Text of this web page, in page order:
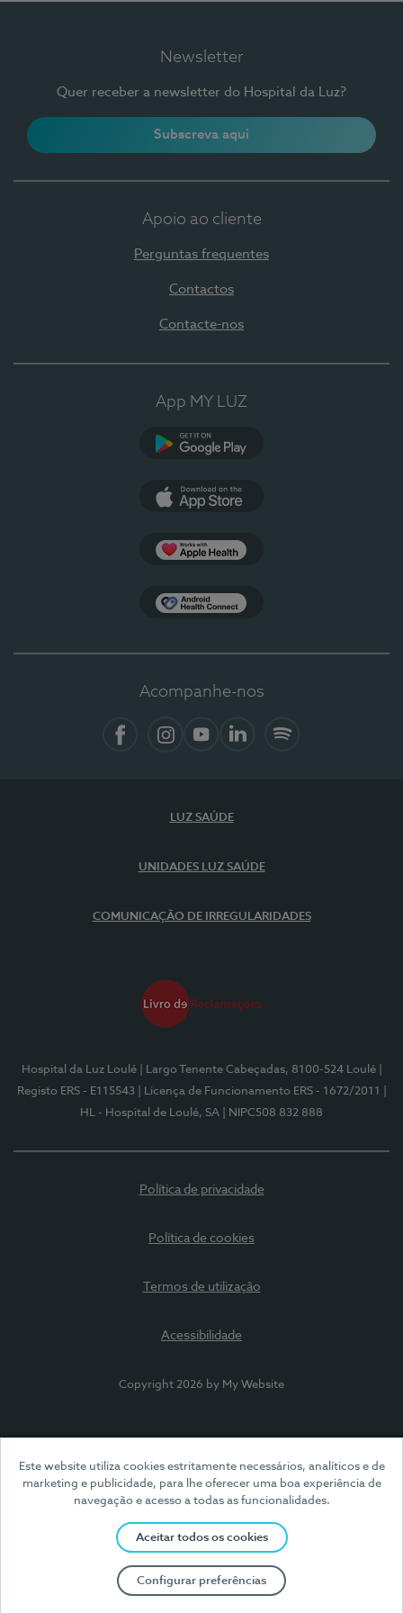
Este website utiliza cookies estritamente necessários, analíticos e de
marketing e publicidade, para lhe oferecer uma boa experiência de
navegação e acesso a todas as funcionalidades.
Aceitar todos os cookies
Configurar preferências
Newsletter
Quer receber a newsletter do Hospital da Luz?
Subscreva aqui
Apoio ao cliente
Perguntas frequentes
Contactos
Contacte-nos
App MY LUZ
Acompanhe-nos
LUZ SAÚDE
UNIDADES LUZ SAÚDE
COMUNICAÇÃO DE IRREGULARIDADES
Hospital da Luz Loulé | Largo Tenente Cabeçadas, 8100-524 Loulé
Registo ERS - E115543
| Licença de Funcionamento ERS - 1672/2011
HL - Hospital de Loulé, SA
| NIPC508 832 888
Política de privacidade
Política de cookies
Termos de utilização
Acessibilidade
Copyright 2026 by My Website